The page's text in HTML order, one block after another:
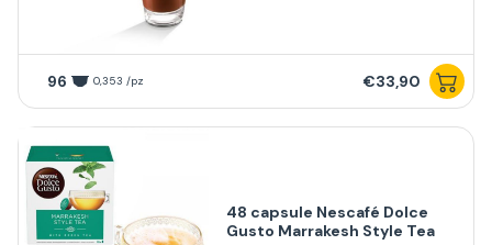
96 0,353 /pz €33,90
48 capsule Nescafé Dolce
Gusto Marrakesh Style Tea